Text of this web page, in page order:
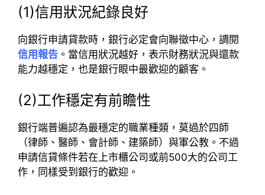
(1)信用狀況紀錄良好
向銀行申請貸款時，銀行必定會向聯徵中心，調閱
信用報告 。當信用狀況越好，表示財務狀況與還款
能力越穩定，也是銀行眼中最歡迎的顧客。
(2)工作穩定有前瞻性
銀行端普遍認為最穩定的職業種類，莫過於四師
（律師、醫師、會計師、建築師）與軍公教。不過
申請信貸條件若在上市櫃公司或前500大的公司工
作，同樣受到銀行的歡迎。